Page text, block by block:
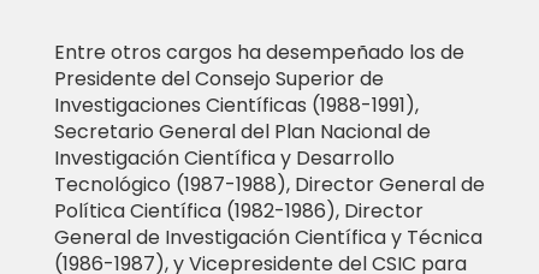
Entre otros cargos ha desempeñado los de
Presidente del Consejo Superior de
Investigaciones Científicas (1988-1991),
Secretario General del Plan Nacional de
Investigación Científica y Desarrollo
Tecnológico (1987-1988), Director General de
Política Científica (1982-1986), Director
General de Investigación Científica y Técnica
(1986-1987), y Vicepresidente del CSIC para